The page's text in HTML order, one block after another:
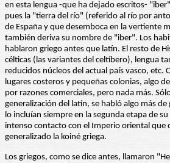
en esta lengua -que ha dejado escritos-
pues la "tierra del río" (referido al río por
de España y que desemboca en la vertiente
también deriva su nombre de "iber". Los
hablaron griego antes que latín. El resto de
célticas (las variantes del celtíbero), lengua
reducidos núcleos del actual país vasco, etc.
lugares costeros y pequeñas colonias, algo
por razones comerciales, pero nada más.
generalización del latín, se habló algo más
lo incluían siempre en la segunda etapa de
intenso contacto con el Imperio oriental que
generalizado la koiné griega.
Los griegos, como se dice antes, llamaron